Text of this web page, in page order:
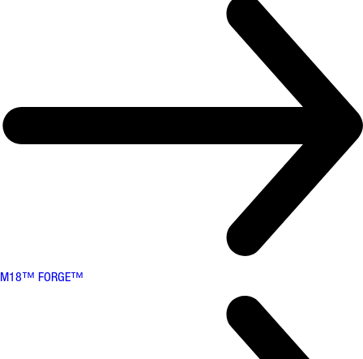
M18™ FORGE™